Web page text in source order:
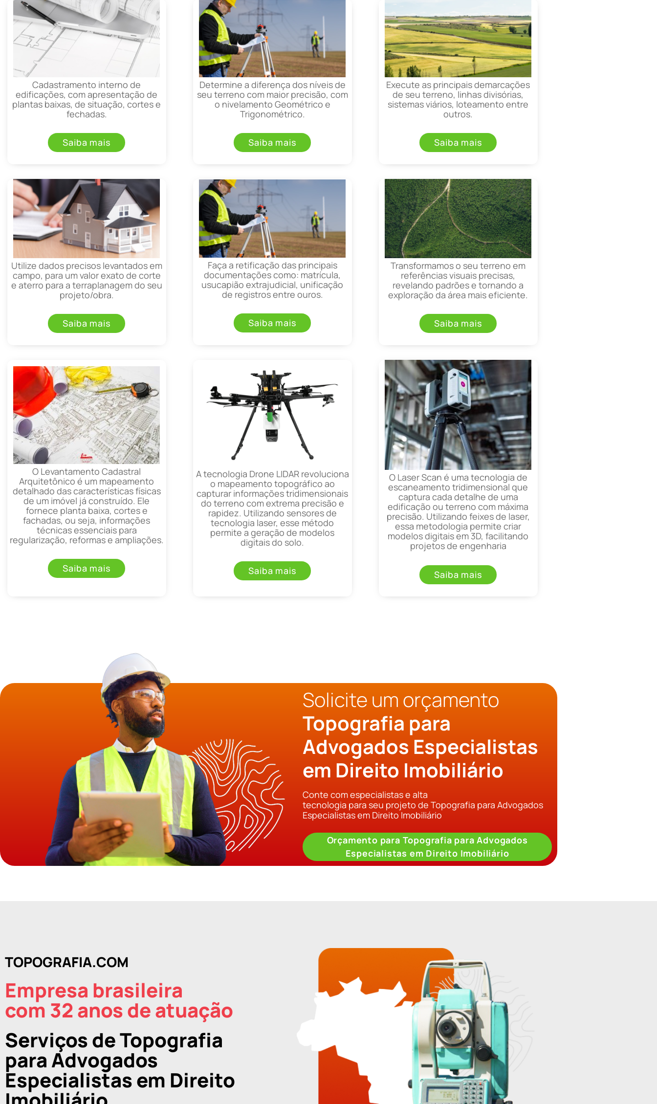
Cadastramento interno de
edificações, com apresentação de
plantas baixas, de situação, cortes e
fechadas.
Saiba mais
Determine a diferença dos níveis de
seu terreno com maior precisão, com
o nivelamento Geométrico e
Trigonométrico.
Saiba mais
Execute as principais demarcações
de seu terreno, linhas divisórias,
sistemas viários, loteamento entre
outros.
Saiba mais
Utilize dados precisos levantados em
campo, para um valor exato de corte
e aterro para a terraplanagem do seu
projeto/obra.
Saiba mais
Faça a retificação das principais
documentações como: matrícula,
usucapião extrajudicial, unificação
de registros entre ouros.
Saiba mais
Transformamos o seu terreno em
referências visuais precisas,
revelando padrões e tornando a
exploração da área mais eficiente.
Saiba mais
O Levantamento Cadastral
Arquitetônico é um mapeamento
detalhado das características físicas
de um imóvel já construído. Ele
fornece planta baixa, cortes e
fachadas, ou seja, informações
técnicas essenciais para
regularização, reformas e ampliações.
Saiba mais
A tecnologia Drone LIDAR revoluciona
o mapeamento topográfico ao
capturar informações tridimensionais
do terreno com extrema precisão e
rapidez. Utilizando sensores de
tecnologia laser, esse método
permite a geração de modelos
digitais do solo.
Saiba mais
O Laser Scan é uma tecnologia de
escaneamento tridimensional que
captura cada detalhe de uma
edificação ou terreno com máxima
precisão. Utilizando feixes de laser,
essa metodologia permite criar
modelos digitais em 3D, facilitando
projetos de engenharia
Saiba mais
Solicite um orçamento
Topografia para
Advogados Especialistas
em Direito Imobiliário
Conte com especialistas e alta
tecnologia para seu projeto de Topografia para Advogados
Especialistas em Direito Imobiliário
Orçamento para Topografia para Advogados
Especialistas em Direito Imobiliário
TOPOGRAFIA.COM
Empresa brasileira
com 32 anos de atuação
Serviços de Topografia
para Advogados
Especialistas em Direito